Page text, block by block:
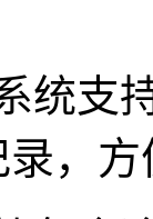
统支
，